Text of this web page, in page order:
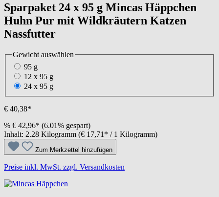
Sparpaket 24 x 95 g Mincas Häppchen
Huhn Pur mit Wildkräutern Katzen
Nassfutter
Gewicht auswählen
95 g
12 x 95 g
24 x 95 g
€ 40,38*
% € 42,96* (6.01% gespart)
Inhalt: 2.28 Kilogramm (€ 17,71* / 1 Kilogramm)
Zum Merkzettel hinzufügen
Preise inkl. MwSt. zzgl. Versandkosten